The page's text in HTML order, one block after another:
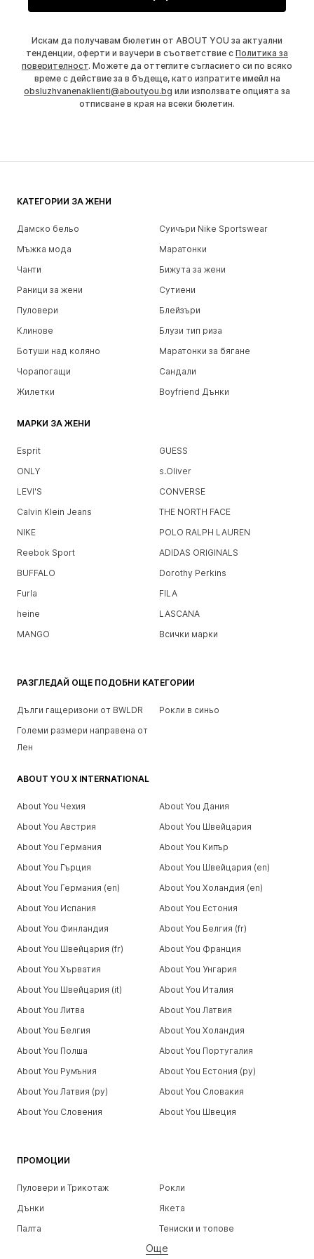
Искам да получавам бюлетин от ABOUT YOU за актуални
тенденции, оферти и ваучери в съответствие с Политика за
поверителност. Можете да оттеглите съгласието си по всяко
време с действие за в бъдеще, като изпратите имейл на
obsluzhvanenaklienti@aboutyou.bg или използвате опцията за
отписване в края на всеки бюлетин.
КАТЕГОРИИ ЗА ЖЕНИ
Дамско бельо
Суичъри Nike Sportswear
Мъжка мода
Маратонки
Чанти
Бижута за жени
Раници за жени
Сутиени
Пуловери
Блейзъри
Клинове
Блузи тип риза
Ботуши над коляно
Маратонки за бягане
Чорапогащи
Сандали
Жилетки
Boyfriend Дънки
МАРКИ ЗА ЖЕНИ
Esprit
GUESS
ONLY
s.Oliver
LEVI'S
CONVERSE
Calvin Klein Jeans
THE NORTH FACE
NIKE
POLO RALPH LAUREN
Reebok Sport
ADIDAS ORIGINALS
BUFFALO
Dorothy Perkins
Furla
FILA
heine
LASCANA
MANGO
Всички марки
ПРОМОЦИИ
Пуловери и Трикотаж
Рокли
Дънки
Якета
Палта
Тениски и топове
Бельо
Още
РАЗГЛЕДАЙ ОЩЕ ПОДОБНИ КАТЕГОРИИ
Дълги гащеризони от BWLDR
Рокли в синьо
Големи размери направена от
Лен
ABOUT YOU X INTERNATIONAL
About You Чехия
About You Дания
About You Австрия
About You Швейцария
About You Германия
About You Кипър
About You Гърция
About You Швейцария (en)
About You Германия (en)
About You Холандия (en)
About You Испания
About You Естония
About You Финландия
About You Белгия (fr)
About You Швейцария (fr)
About You Франция
About You Хърватия
About You Унгария
About You Швейцария (it)
About You Италия
About You Литва
About You Латвия
About You Белгия
About You Холандия
About You Полша
About You Португалия
About You Румъния
About You Естония (ру)
About You Латвия (ру)
About You Словакия
About You Словения
About You Швеция